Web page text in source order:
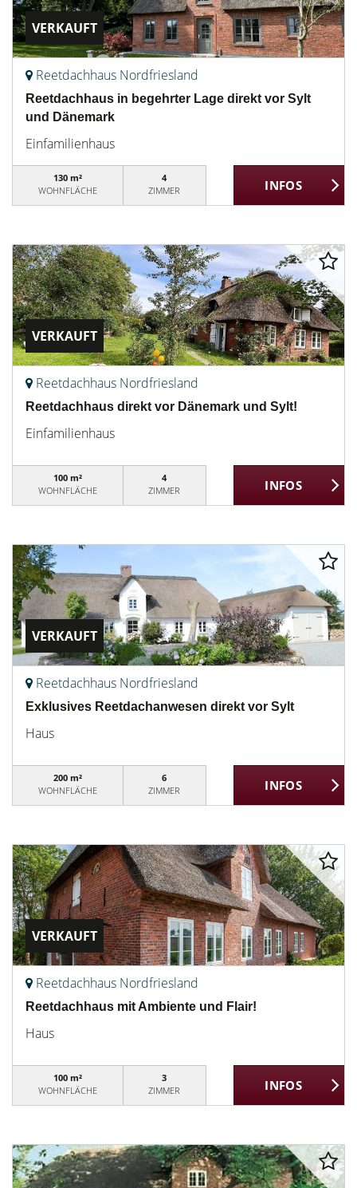
VERKAUFT
Reetdachhaus Nordfriesland
Reetdachhaus in begehrter Lage direkt vor Sylt
und Dänemark
Einfamilienhaus
130 m²
WOHNFLÄCHE
4
ZIMMER
VERKAUFT
Reetdachhaus Nordfriesland
Reetdachhaus direkt vor Dänemark und Sylt!
Einfamilienhaus
100 m²
WOHNFLÄCHE
4
ZIMMER
VERKAUFT
Reetdachhaus Nordfriesland
Exklusives Reetdachanwesen direkt vor Sylt
Haus
200 m²
WOHNFLÄCHE
6
ZIMMER
VERKAUFT
Reetdachhaus Nordfriesland
Reetdachhaus mit Ambiente und Flair!
Haus
100 m²
WOHNFLÄCHE
3
ZIMMER